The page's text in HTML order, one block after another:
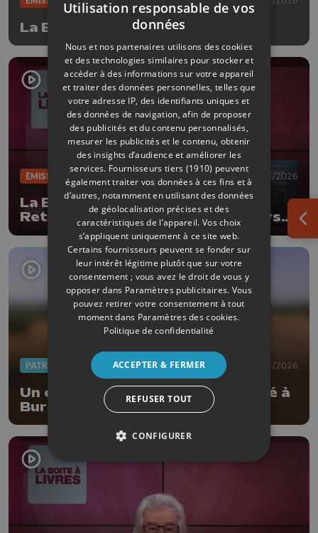
La Boîte à livres
ÉMISSIONS 02/06/2026
La Boîte à livres : Robin Michaux,
Retrouver le sens commun (Le Lys
bleu Editions)
PATRIMOINE 27/05/2026
Un carnet du Patrimoine consacré à
Burdinne
Utilisation responsable de vos
données
Nous et nos partenaires utilisons des cookies
et des technologies similaires pour stocker et
accéder à des informations sur votre appareil
et traiter des données personnelles, telles que
votre adresse IP, des identifiants uniques et
des données de navigation, afin de proposer
des publicités et du contenu personnalisés,
mesurer les publicités et le contenu, obtenir
des insights d’audience et améliorer les
services. Fournisseurs tiers (1910) peuvent
également traiter vos données à ces fins et à
d’autres, notamment en utilisant des données
de géolocalisation précises et des
caractéristiques de l’appareil. Vos choix
s’appliquent uniquement à ce site web.
Certains fournisseurs peuvent se fonder sur
leur intérêt légitime plutôt que sur votre
consentement ; vous avez le droit de vous y
opposer dans Paramètres publicitaires. Vous
pouvez retirer votre consentement à tout
moment dans Paramètres des cookies.
Politique de confidentialité
ACCEPTER & FERMER
REFUSER TOUT
CONFIGURER